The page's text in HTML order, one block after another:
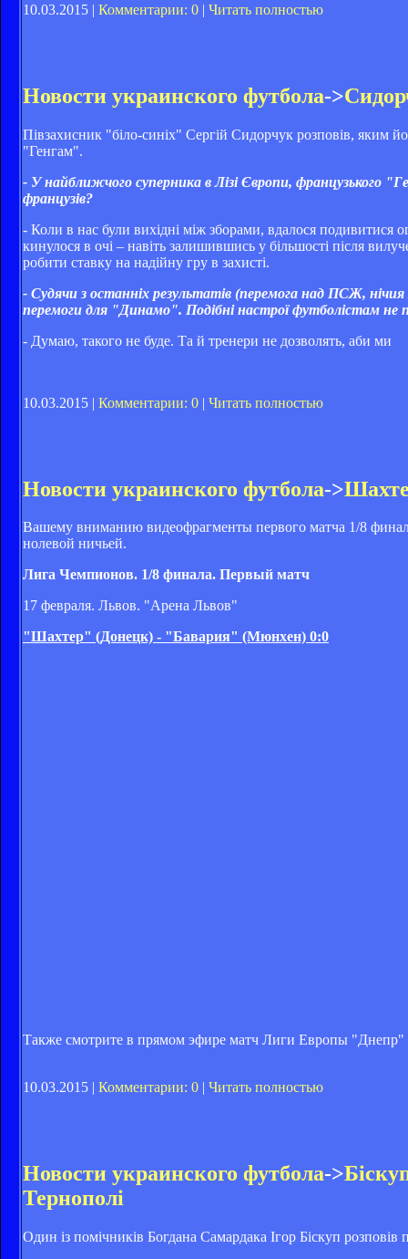
10.03.2015 | Комментарии: 0 | Читать полностью
Новости украинского футбола->
Півзахисник "біло-синіх" Сергій Сидорчук розповів, яким
"Генгам".
- У найближчого суперника в Лізі Європи, французького
французів?
- Коли в нас були вихідні між зборами, вдалося
кинулося в очі – навіть залишившись у більшості після
робити ставку на надійну гру в захисті.
- Судячи з останніх результатів (перемога над ПСЖ,
перемоги для "Динамо". Подібні настрої футболістам не
- Думаю, такого не буде. Та й тренери не дозволять, аби ми
10.03.2015 | Комментарии: 0 | Читать полностью
Новости украинского футбола->
Вашему вниманию видеофрагменты первого матча 1/8
нолевой ничьей.
Лига Чемпионов. 1/8 финала. Первый матч
17 февраля. Львов. "Арена Львов"
"Шахтер" (Донецк) - "Бавария" (Мюнхен) 0:0
Также смотрите в прямом эфире матч Лиги Европы "Днепр"
10.03.2015 | Комментарии: 0 | Читать полностью
Новости украинского футбола->
Тернополі
Один із помічників Богдана Самардака Ігор Біскуп